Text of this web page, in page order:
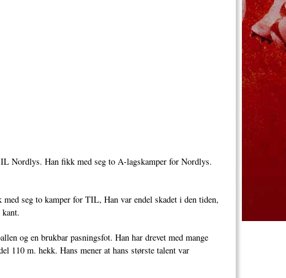
Nordlys. Han fikk med seg to A-lagskamper for Nordlys.
seg to kamper for TIL, Han var endel skadet i den tiden,
og en brukbar pasningsfot. Han har drevet med mange
110 m. hekk. Hans mener at hans største talent var